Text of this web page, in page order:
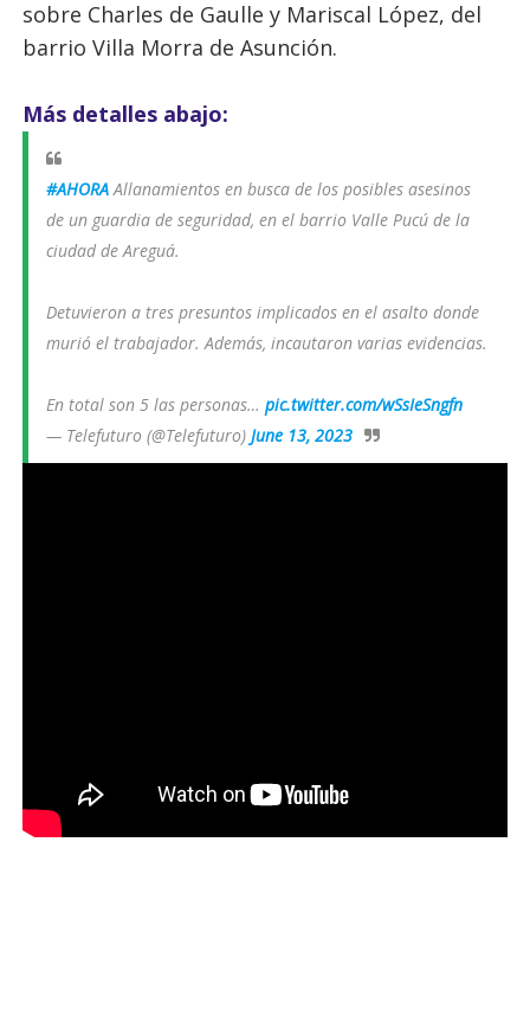
sobre Charles de Gaulle y Mariscal López, del
barrio Villa Morra de Asunción.
Más detalles abajo:
#AHORAAllanamientos en busca de los posibles asesinos
de un guardia de seguridad, en el barrio Valle Pucú de la
ciudad de Areguá.
Detuvieron a tres presuntos implicados en el asalto donde
murió el trabajador. Además, incautaron varias evidencias.
En total son 5 las personas… pic.twitter.com/wSsIeSngfn
— Telefuturo (@Telefuturo) June 13, 2023